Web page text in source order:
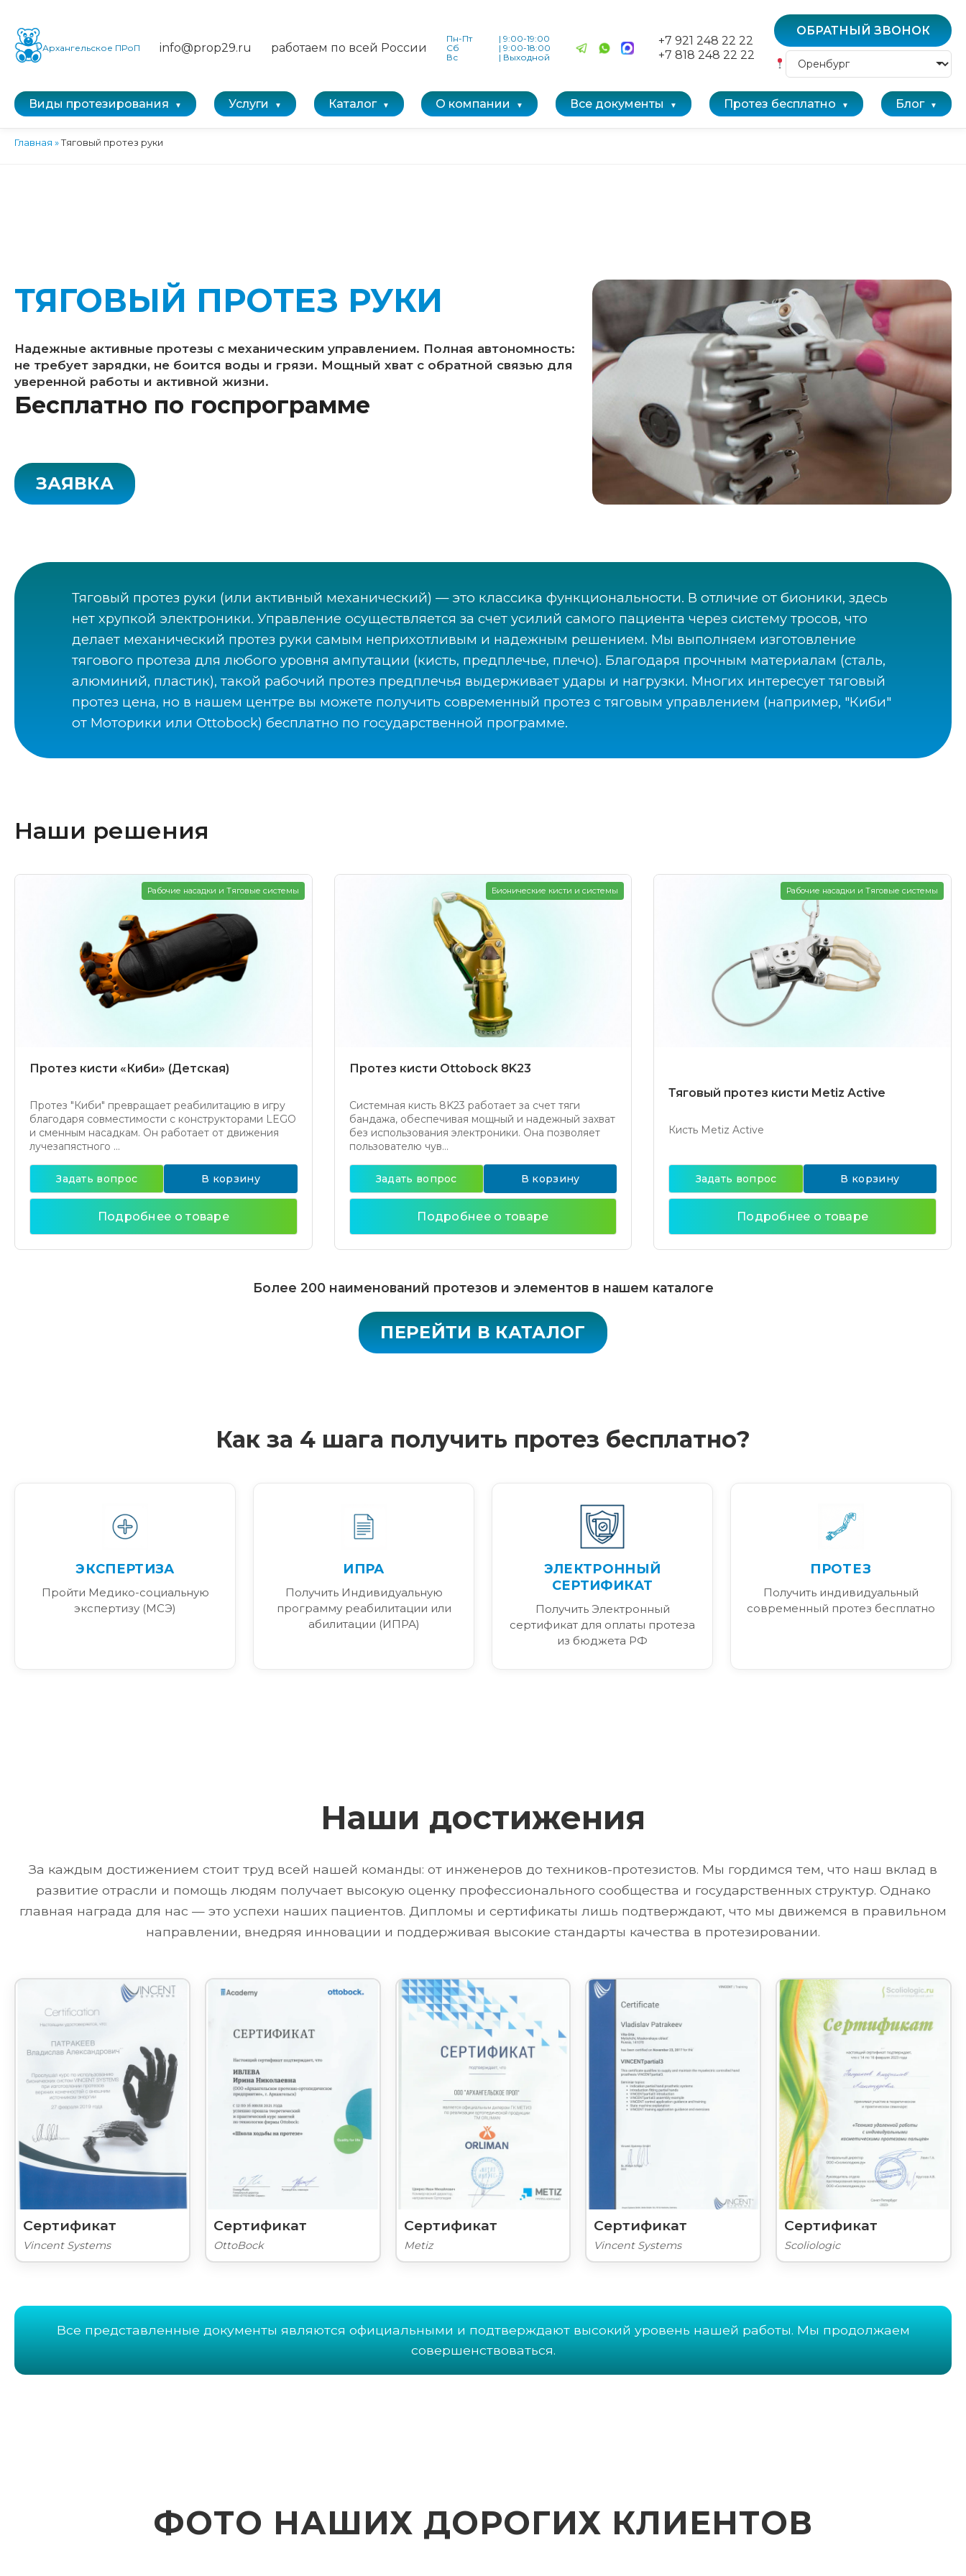
Архангельское ПРоП info@prop29.ru работаем по всей России
Пн-Пт | 9:00-19:00
Сб
| 9:00-18:00
Вс
| Выходной
+7 921 248 22 22
+7 818 248 22 22
ОБРАТНЫЙ ЗВОНОК
Виды протезирования Услуги Каталог О компании Все документы Протез бесплатно Блог
Главная »Тяговый протез руки
ТЯГОВЫЙ ПРОТЕЗ РУКИ
Надежные активные протезы с механическим управлением. Полная автономность:
не требует зарядки, не боится воды и грязи. Мощный хват с обратной связью для
уверенной работы и активной жизни.
Бесплатно по госпрограмме
ЗАЯВКА
Тяговый протез руки (или активный механический) — это классика функциональности. В отличие от бионики, здесь
нет хрупкой электроники. Управление осуществляется за счет усилий самого пациента через систему тросов, что
делает механический протез руки самым неприхотливым и надежным решением. Мы выполняем изготовление
тягового протеза для любого уровня ампутации (кисть, предплечье, плечо). Благодаря прочным материалам (сталь,
алюминий, пластик), такой рабочий протез предплечья выдерживает удары и нагрузки. Многих интересует тяговый
протез цена, но в нашем центре вы можете получить современный протез с тяговым управлением (например, "Киби"
от Моторики или Ottobock) бесплатно по государственной программе.
Наши решения
Протез кисти «Киби» (Детская)
Протез "Киби" превращает реабилитацию в игру
благодаря совместимости с конструкторами LEGO
и сменным насадкам. Он работает от движения
лучезапястного ...
Рабочие насадки и Тяговые системы
Задать вопрос В корзину
Подробнее о товаре
Протез кисти Ottobock 8K23
Системная кисть 8K23 работает за счет тяги
бандажа, обеспечивая мощный и надежный захват
без использования электроники. Она позволяет
пользователю чув...
Бионические кисти и системы
Задать вопрос В корзину
Подробнее о товаре
Тяговый протез кисти Metiz Active
Кисть Metiz Active
Рабочие насадки и Тяговые системы
Задать вопрос В корзину
Подробнее о товаре
Более 200 наименований протезов и элементов в нашем каталоге
ПЕРЕЙТИ В КАТАЛОГ
Как за 4 шага получить протез бесплатно?
ЭКСПЕРТИЗА
Пройти Медико-социальную
экспертизу (МСЭ)
ИПРА
Получить Индивидуальную
программу реабилитации или
абилитации (ИПРА)
ЭЛЕКТРОННЫЙ
СЕРТИФИКАТ
Получить Электронный
сертификат для оплаты протеза
из бюджета РФ
ПРОТЕЗ
Получить индивидуальный
современный протез бесплатно
Наши достижения
За каждым достижением стоит труд всей нашей команды: от инженеров до техников-протезистов. Мы гордимся тем, что наш вклад в
развитие отрасли и помощь людям получает высокую оценку профессионального сообщества и государственных структур. Однако
главная награда для нас — это успехи наших пациентов. Дипломы и сертификаты лишь подтверждают, что мы движемся в правильном
направлении, внедряя инновации и поддерживая высокие стандарты качества в протезировании.
Сертификат
Vincent Systems
Сертификат
OttoBock
Сертификат
Metiz
Сертификат
Vincent Systems
Сертификат
Scoliologic
Все представленные документы являются официальными и подтверждают высокий уровень нашей работы. Мы продолжаем
совершенствоваться.
ФОТО НАШИХ ДОРОГИХ КЛИЕНТОВ